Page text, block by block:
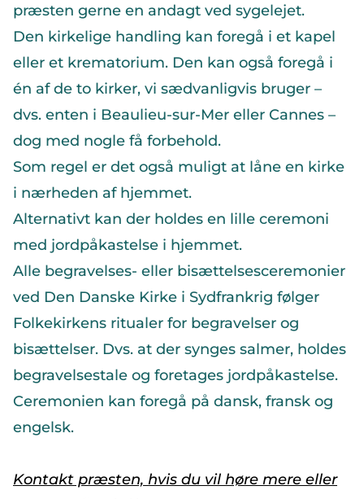
præsten gerne en andagt ved sygelejet.
Den kirkelige handling kan foregå i et kapel
eller et krematorium. Den kan også foregå i
én af de to kirker, vi sædvanligvis bruger –
dvs. enten i Beaulieu-sur-Mer eller Cannes –
dog med nogle få forbehold.
Som regel er det også muligt at låne en kirke
i nærheden af hjemmet.
Alternativt kan der holdes en lille ceremoni
med jordpåkastelse i hjemmet.
Alle begravelses- eller bisættelsesceremonier
ved Den Danske Kirke i Sydfrankrig følger
Folkekirkens ritualer for begravelser og
bisættelser. Dvs. at der synges salmer, holdes
begravelsestale og foretages jordpåkastelse.
Ceremonien kan foregå på dansk, fransk og
engelsk.
Kontakt præsten, hvis du vil høre mere eller